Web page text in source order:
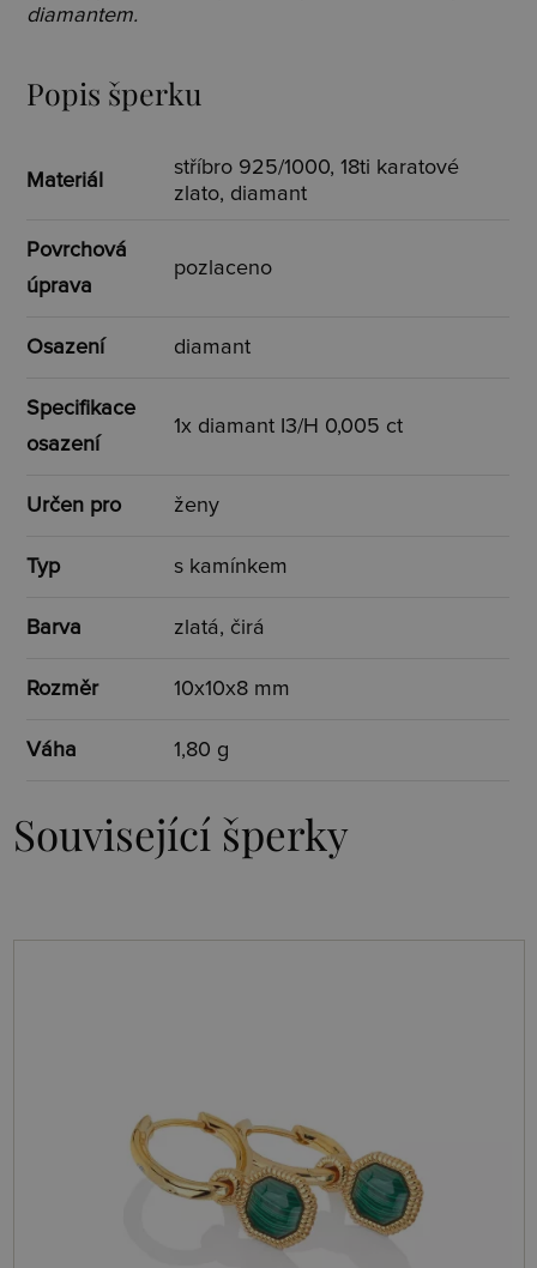
diamantem.
Popis šperku
Materiál
stříbro 925/1000, 18ti karatové
zlato, diamant
Povrchová
úprava
pozlaceno
Osazení diamant
Specifikace
osazení
1x diamant I3/H 0,005 ct
Určen pro ženy
Typ s kamínkem
Barva zlatá, čirá
Rozměr 10x10x8 mm
Váha 1,80 g
Související šperky